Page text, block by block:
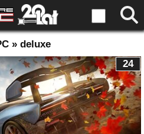
» deluxe
24